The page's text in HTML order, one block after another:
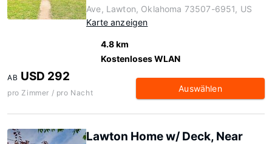
Ave, Lawton, Oklahoma 73507-6951, US
Karte anzeigen
4.8 km
Kostenloses WLAN
AB USD 292
pro Zimmer / pro Nacht Auswählen
Lawton Home w/ Deck, Near